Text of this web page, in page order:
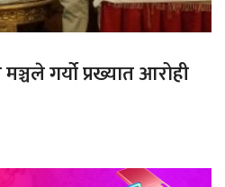
गर्यो प्रख्यात आरोही